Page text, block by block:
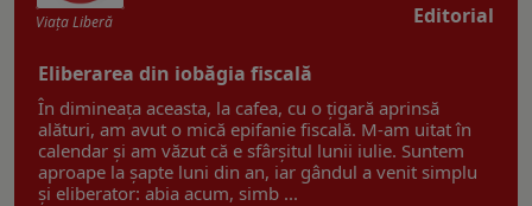
Editorial
Viaţa Liberă
Eliberarea din iobăgia fiscală
În dimineața aceasta, la cafea, cu o țigară aprinsă
alături, am avut o mică epifanie fiscală. M-am uitat în
calendar și am văzut că e sfârșitul lunii iulie. Suntem
aproape la șapte luni din an, iar gândul a venit simplu
și eliberator: abia acum, simb ...